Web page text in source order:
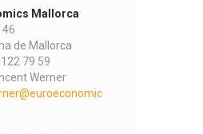
Mallorca
46
de Mallorca
79 59
Werner